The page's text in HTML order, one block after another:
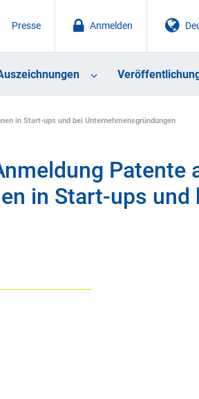
Anmelden
Presse
in Start-ups und bei Unternehmensgründungen
Patente
in Start-ups und